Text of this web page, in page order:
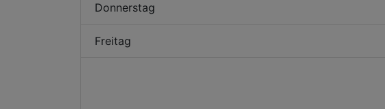
Donnerstag
Freitag